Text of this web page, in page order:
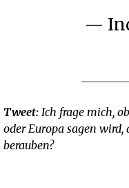
—
Tweet: Ich frage mich,
oder Europa sagen
berauben?